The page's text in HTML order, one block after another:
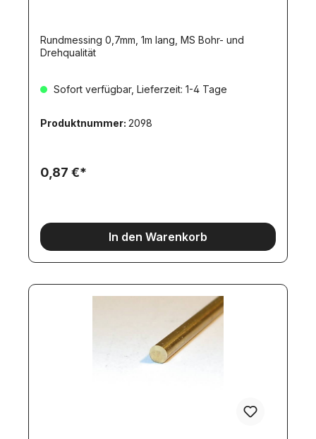
Rundmessing 0,7mm, 1m lang, MS Bohr- und
Drehqualität
Sofort verfügbar, Lieferzeit: 1-4 Tage
Produktnummer: 2098
0,87 €*
In den Warenkorb